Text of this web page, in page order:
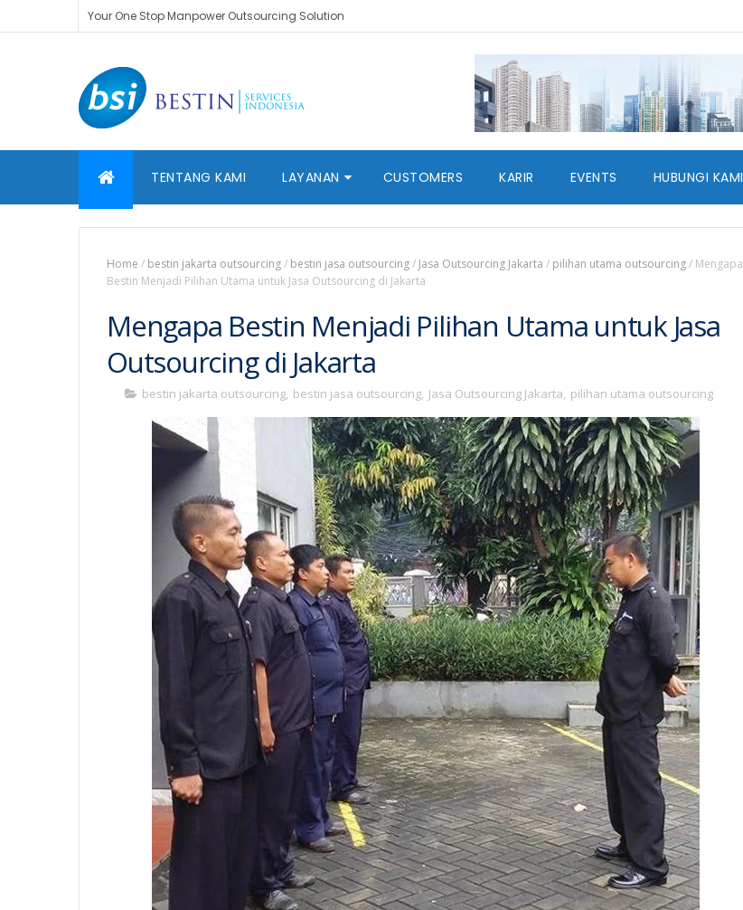
Your One Stop Manpower Outsourcing Solution
TENTANG KAMI LAYANAN CUSTOMERS KARIR EVENTS HUBUNGI KAMI
Home / bestin jakarta outsourcing/ bestin jasa outsourcing/ Jasa Outsourcing Jakarta / pilihan utama outsourcing/ Mengapa
Bestin Menjadi Pilihan Utama untuk Jasa Outsourcing di Jakarta
Mengapa Bestin Menjadi Pilihan Utama untuk Jasa
Outsourcing di Jakarta
bestin jakarta outsourcing, bestin jasa outsourcing, Jasa Outsourcing Jakarta, pilihan utama outsourcing